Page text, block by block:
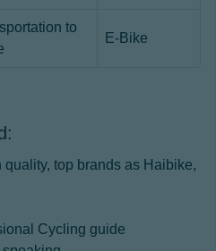
to
E-Bike
quality, top brands as Haibike,
Cycling guide